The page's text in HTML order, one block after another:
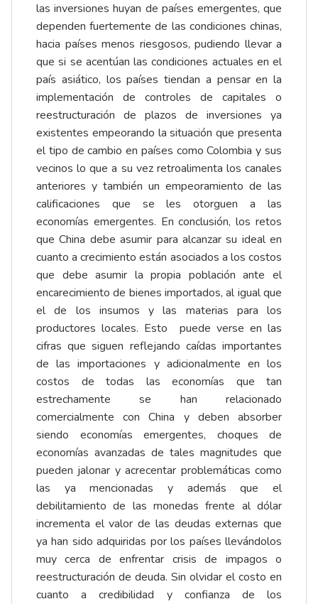
las inversiones huyan de países emergentes, que
dependen fuertemente de las condiciones chinas,
hacia países menos riesgosos, pudiendo llevar a
que si se acentúan las condiciones actuales en el
país asiático, los países tiendan a pensar en la
implementación de controles de capitales o
reestructuración de plazos de inversiones ya
existentes empeorando la situación que presenta
el tipo de cambio en países como Colombia y sus
vecinos lo que a su vez retroalimenta los canales
anteriores y también un empeoramiento de las
calificaciones que se les otorguen a las
economías emergentes. En conclusión, los retos
que China debe asumir para alcanzar su ideal en
cuanto a crecimiento están asociados a los costos
que debe asumir la propia población ante el
encarecimiento de bienes importados, al igual que
el de los insumos y las materias para los
productores locales. Esto puede verse en las
cifras que siguen reflejando caídas importantes
de las importaciones y adicionalmente en los
costos de todas las economías que tan
estrechamente se han relacionado
comercialmente con China y deben absorber
siendo economías emergentes, choques de
economías avanzadas de tales magnitudes que
pueden jalonar y acrecentar problemáticas como
las ya mencionadas y además que el
debilitamiento de las monedas frente al dólar
incrementa el valor de las deudas externas que
ya han sido adquiridas por los países llevándolos
muy cerca de enfrentar crisis de impagos o
reestructuración de deuda. Sin olvidar el costo en
cuanto a credibilidad y confianza de los